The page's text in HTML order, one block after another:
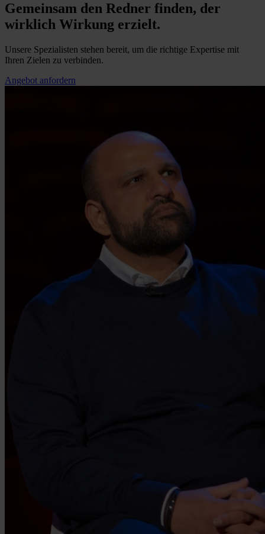
Gemeinsam den Redner finden, der
wirklich Wirkung erzielt.
Unsere Spezialisten stehen bereit, um die richtige Expertise mit
Ihren Zielen zu verbinden.
Angebot anfordern